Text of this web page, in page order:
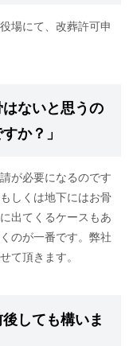
場にて、改葬許可申
はないと思うの
か？」
が必要になるのです
しくは地下にはお骨
出てくるケースもあ
のが一番です。弊社
て頂きます。
しても構いま